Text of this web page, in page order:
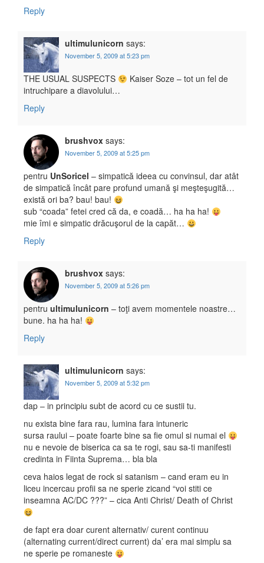
Reply
ultimulunicorn says:
November 5, 2009 at 5:23 pm
THE USUAL SUSPECTS
Kaiser Soze – tot un fel de
intruchipare a diavolului…
Reply
brushvox says:
November 5, 2009 at 5:25 pm
pentru UnSoricel – simpatică ideea cu convinsul, dar atât
de simpatică încât pare profund umană şi meşteşugită…
există ori ba? bau! bau!
sub “coada” fetei cred că da, e coadă… ha ha ha!
mie îmi e simpatic drăcuşorul de la capăt…
Reply
brushvox says:
November 5, 2009 at 5:26 pm
pentru ultimulunicorn – toţi avem momentele noastre…
bune. ha ha ha!
Reply
ultimulunicorn says:
November 5, 2009 at 5:32 pm
dap – in principiu subt de acord cu ce sustii tu.
nu exista bine fara rau, lumina fara intuneric
sursa raului – poate foarte bine sa fie omul si numai el
nu e nevoie de biserica ca sa te rogi, sau sa-ti manifesti
credinta in Fiinta Suprema… bla bla
ceva haios legat de rock si satanism – cand eram eu in
liceu incercau profii sa ne sperie zicand “voi stiti ce
inseamna AC/DC ???” – cica Anti Christ/ Death of Christ
de fapt era doar curent alternativ/ curent continuu
(alternating current/direct current) da’ era mai simplu sa
ne sperie pe romaneste